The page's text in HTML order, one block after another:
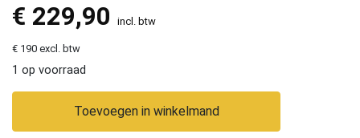
€ 229,90 incl. btw
€ 190 excl. btw
1 op voorraad
Toevoegen in winkelmand